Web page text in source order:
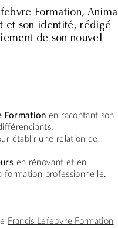
Formation, Animal
et son identité, rédigé
de son nouvel
Formation en racontant son
établir une relation de
en rénovant et en
formation professionnelle.
Francis Lefebvre Formation